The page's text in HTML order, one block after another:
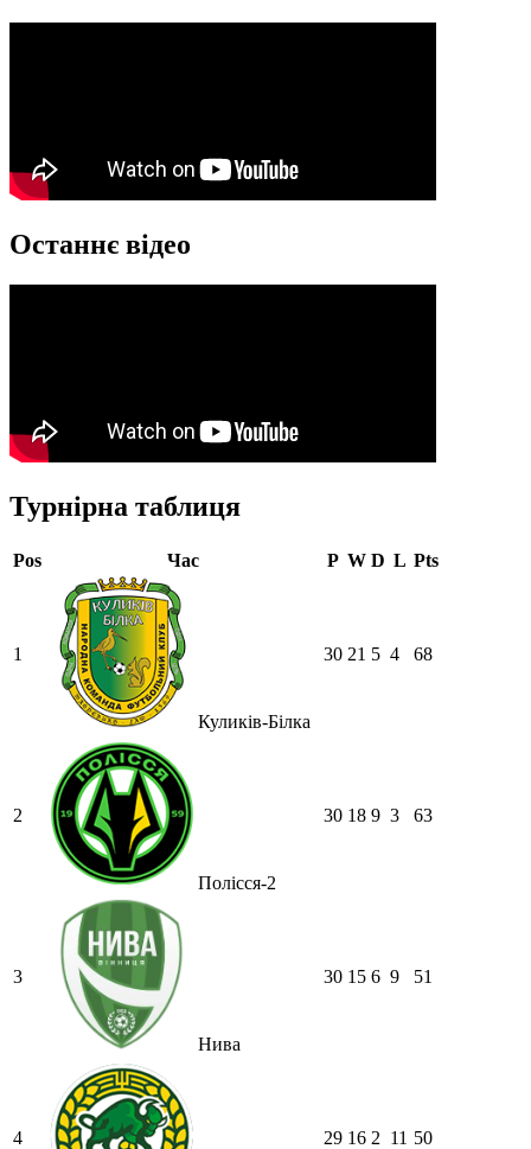
Останнє відео
Турнірна таблиця
Pos Час P W D L Pts
1
Куликів-Білка
30 21 5 4 68
2
Полісся-2
30 18 9 3 63
3
Нива
30 15 6 9 51
4 29 16 2 11 50